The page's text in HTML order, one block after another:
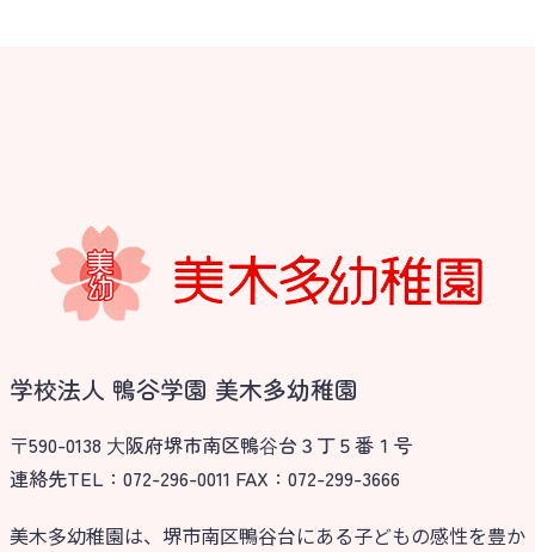
学校法人 鴨谷学園 美木多幼稚園
〒590-0138 ⼤阪府堺市南区鴨⾕台３丁５番１号
連絡先TEL：072-296-0011 FAX：072-299-3666
美木多幼稚園は、堺市南区鴨谷台にある子どもの感性を豊か
お知らせ
今日の幼稚園
園児募集要項